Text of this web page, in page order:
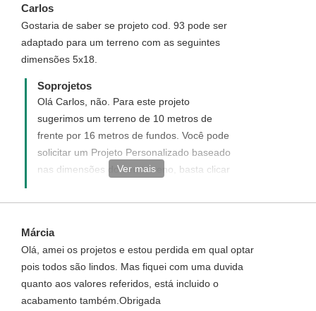
definição/aprovação do projeto inicial
(planta baixa mobiliada) que será o valor
restante necessário para pagamento (R$
10,00 / m² com o desconto da primeira
parcela). A área a ser considerada para o
cálculo do valor é a área construída da
residência (área do projeto).
Carlos
Gostaria de saber se projeto cod. 93 pode ser
adaptado para um terreno com as seguintes
dimensões 5x18.
Soprojetos
Olá Carlos, não. Para este projeto
sugerimos um terreno de 10 metros de
frente por 16 metros de fundos. Você pode
solicitar um Projeto Personalizado baseado
nas dimensões do seu terreno, basta clicar
http://www.soprojetos.com.br/projeto_personalizado.php
divididos em duas parcelas: a primeira R$
1000,00 na solicitação do projeto e a
segunda após a definição/aprovação do
projeto inicial (planta baixa mobiliada) que
será o valor restante necessário para
Ver mais
Márcia
Olá, amei os projetos e estou perdida em qual optar
pois todos são lindos. Mas fiquei com uma duvida
quanto aos valores referidos, está incluido o
acabamento também.Obrigada